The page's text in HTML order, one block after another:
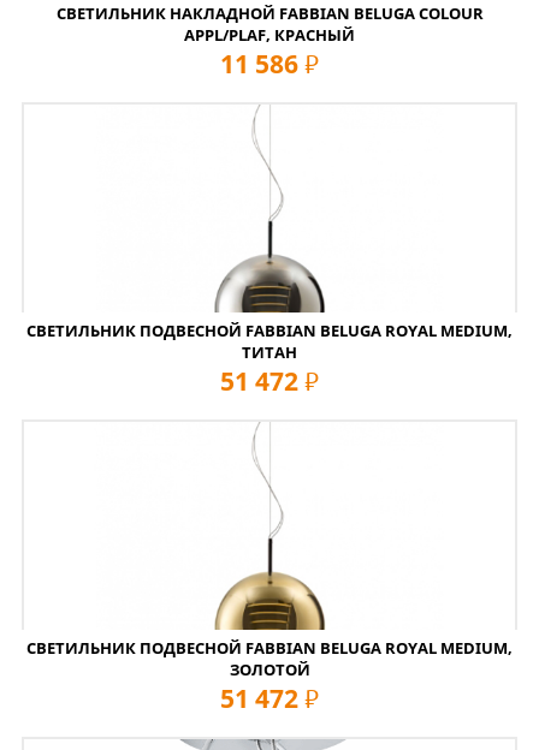
СВЕТИЛЬНИК НАКЛАДНОЙ FABBIAN BELUGA COLOUR
APPL/PLAF, КРАСНЫЙ
11 586 руб
СВЕТИЛЬНИК ПОДВЕСНОЙ FABBIAN BELUGA ROYAL MEDIUM,
ТИТАН
51 472 руб
СВЕТИЛЬНИК ПОДВЕСНОЙ FABBIAN BELUGA ROYAL MEDIUM,
ЗОЛОТОЙ
51 472 руб